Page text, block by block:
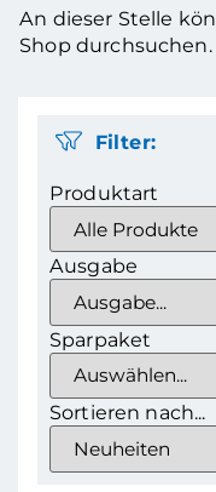
An dieser Stelle
Shop durchsuchen.
Filter:
Produktart
Ausgabe
Sparpaket
Sortieren nach...